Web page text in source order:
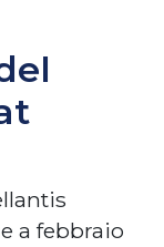
a febbraio